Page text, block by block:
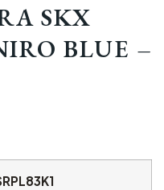
SKX
BLUE –